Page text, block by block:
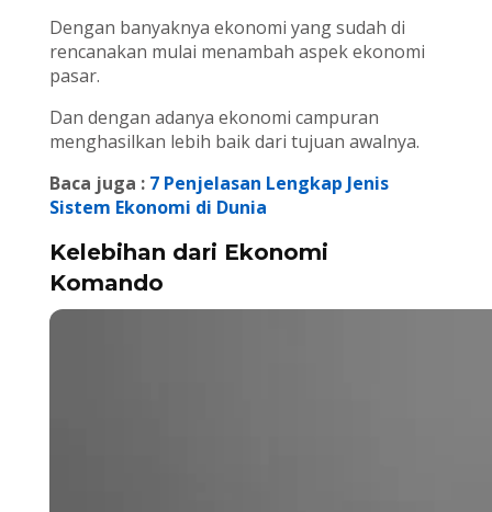
Dengan banyaknya ekonomi yang sudah di
rencanakan mulai menambah aspek ekonomi
pasar.
Dan dengan adanya ekonomi campuran
menghasilkan lebih baik dari tujuan awalnya.
Baca juga : 7 Penjelasan Lengkap Jenis
Sistem Ekonomi di Dunia
Kelebihan dari Ekonomi
Komando